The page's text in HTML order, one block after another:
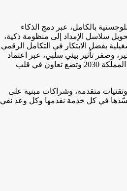
بالكامل، عبر دمج الذكاء
سلاسل الإمداد إلى منظومة ذكية،
بفضل الابتكار في التكامل الرقمي
وصفر تأثير بيئي سلبي، عبر اعتماد
حلول خضراء وتقنيات ذاتية التشغيل تدعم أهداف رؤية المملكة 2030 وتضع تعاون في قلب
متقدمة، وشراكات مبنية على
في كل خدمة نقدمها وكل وعد نفي